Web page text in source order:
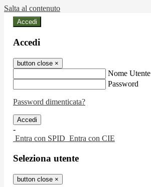
Salta al contenuto
Accedi
Accedi
button close ×
Nome Utente
Password
Password dimenticata?
-
Entra con SPID Entra con CIE
Seleziona utente
button close ×